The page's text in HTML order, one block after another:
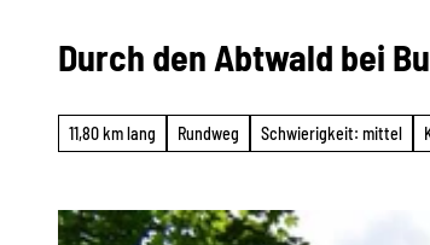
Durch den Abtwald bei
11,80 km lang Rundweg Schwierigkeit: mittel